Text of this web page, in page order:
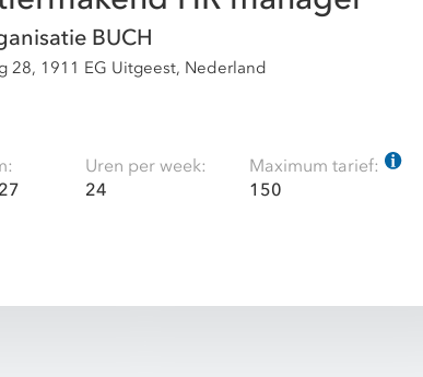
BUCH
28, 1911 EG Uitgeest, Nederland
Uren per week:
24
Maximum tarief:
150